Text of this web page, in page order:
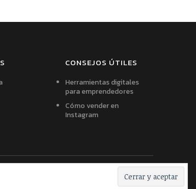
CONSEJOS ÚTILES
Herramientas digitales
para emprendedores
Cómo vender en
Instagram